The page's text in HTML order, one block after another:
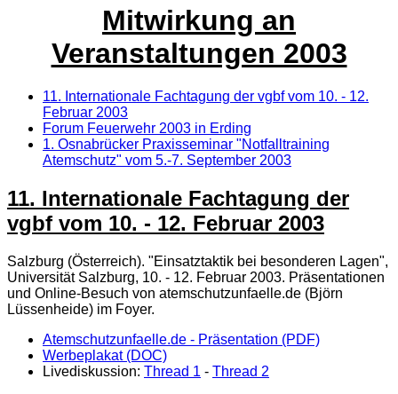
Mitwirkung an
Veranstaltungen 2003
11. Internationale Fachtagung der vgbf vom 10. - 12.
Februar 2003
Forum Feuerwehr 2003 in Erding
1. Osnabrücker Praxisseminar "Notfalltraining
Atemschutz" vom 5.-7. September 2003
11. Internationale Fachtagung der
vgbf vom 10. - 12. Februar 2003
Salzburg (Österreich). "Einsatztaktik bei besonderen Lagen",
Universität Salzburg, 10. - 12. Februar 2003. Präsentationen
und Online-Besuch von atemschutzunfaelle.de (Björn
Lüssenheide) im Foyer.
Atemschutzunfaelle.de - Präsentation (PDF)
Werbeplakat (DOC)
Livediskussion: Thread 1 - Thread 2